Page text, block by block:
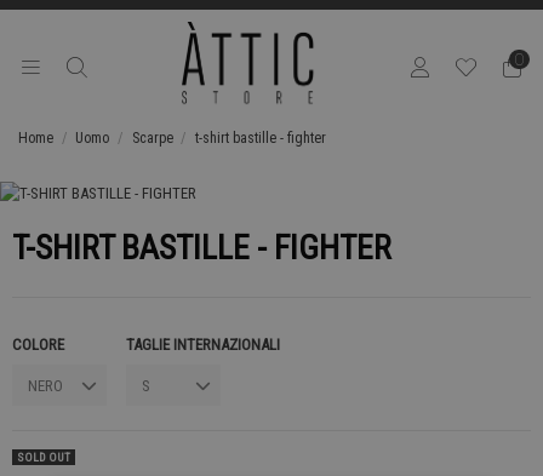
0
Home Uomo Scarpe t-shirt bastille - fighter
T-SHIRT BASTILLE - FIGHTER
COLORE TAGLIE INTERNAZIONALI
SOLD OUT